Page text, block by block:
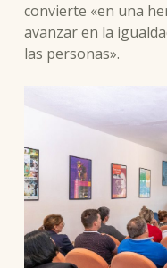
convierte «en una
avanzar en la
las personas».